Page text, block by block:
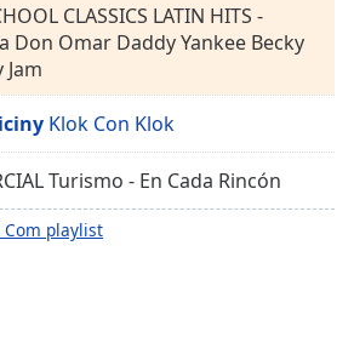
CLASSICS LATIN HITS -
Don Omar Daddy Yankee Becky
Jam
Klok Con Klok
Turismo - En Cada Rincón
Com playlist